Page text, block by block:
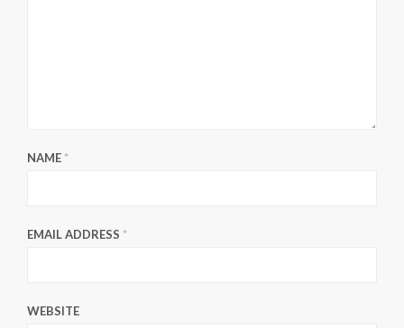
NAME *
EMAIL ADDRESS *
WEBSITE